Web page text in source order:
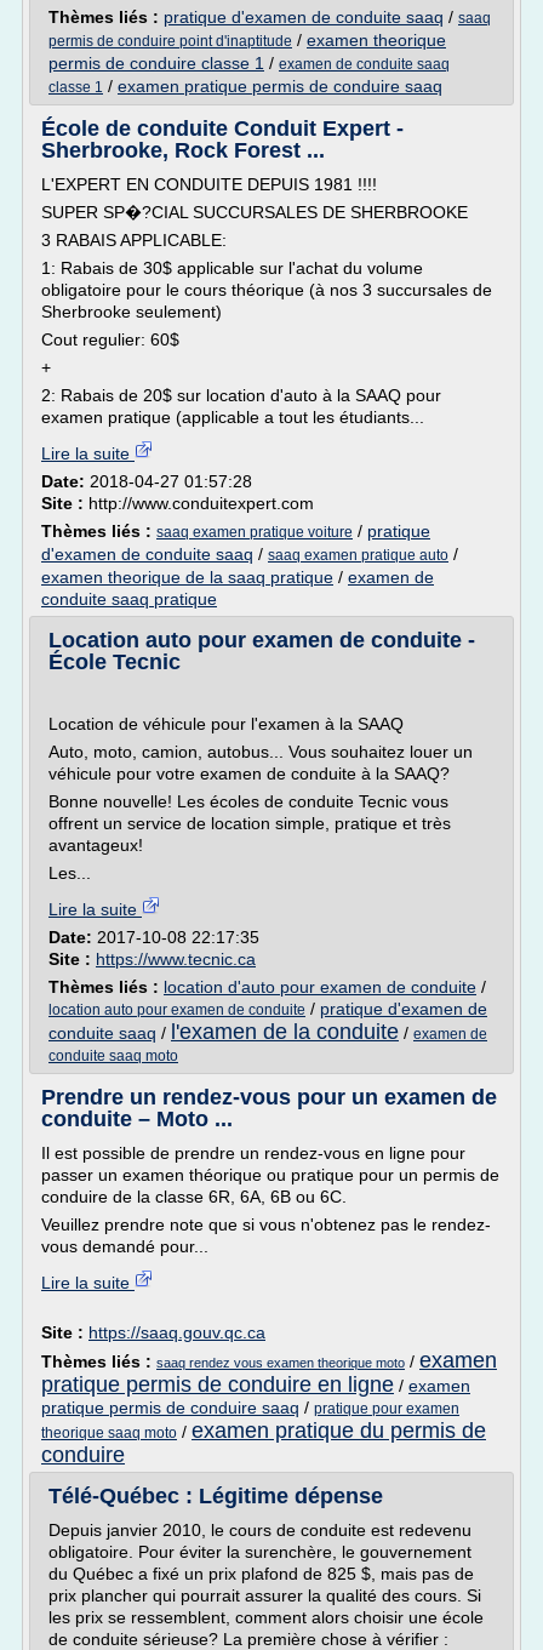
Thèmes liés : pratique d'examen de conduite saaq / saaq
permis de conduire point d'inaptitude / examen theorique
permis de conduire classe 1 / examen de conduite saaq
classe 1 / examen pratique permis de conduire saaq
École de conduite Conduit Expert -
Sherbrooke, Rock Forest ...
L'EXPERT EN CONDUITE DEPUIS 1981 !!!!
SUPER SP�?CIAL SUCCURSALES DE SHERBROOKE
3 RABAIS APPLICABLE:
1: Rabais de 30$ applicable sur l'achat du volume
obligatoire pour le cours théorique (à nos 3 succursales de
Sherbrooke seulement)
Cout regulier: 60$
+
2: Rabais de 20$ sur location d'auto à la SAAQ pour
examen pratique (applicable a tout les étudiants...
Lire la suite
Date: 2018-04-27 01:57:28
Site : http://www.conduitexpert.com
Thèmes liés : saaq examen pratique voiture / pratique
d'examen de conduite saaq / saaq examen pratique auto /
examen theorique de la saaq pratique / examen de
conduite saaq pratique
Location auto pour examen de conduite -
École Tecnic
Location de véhicule pour l'examen à la SAAQ
Auto, moto, camion, autobus... Vous souhaitez louer un
véhicule pour votre examen de conduite à la SAAQ?
Bonne nouvelle! Les écoles de conduite Tecnic vous
offrent un service de location simple, pratique et très
avantageux!
Les...
Lire la suite
Date: 2017-10-08 22:17:35
Site : https://www.tecnic.ca
Thèmes liés : location d'auto pour examen de conduite /
location auto pour examen de conduite / pratique d'examen de
conduite saaq / l'examen de la conduite / examen de
conduite saaq moto
Prendre un rendez-vous pour un examen de
conduite – Moto ...
Il est possible de prendre un rendez-vous en ligne pour
passer un examen théorique ou pratique pour un permis de
conduire de la classe 6R, 6A, 6B ou 6C.
Veuillez prendre note que si vous n'obtenez pas le rendez-
vous demandé pour...
Lire la suite
Site : https://saaq.gouv.qc.ca
Thèmes liés : saaq rendez vous examen theorique moto / examen
pratique permis de conduire en ligne / examen
pratique permis de conduire saaq / pratique pour examen
theorique saaq moto / examen pratique du permis de
conduire
Télé-Québec : Légitime dépense
Depuis janvier 2010, le cours de conduite est redevenu
obligatoire. Pour éviter la surenchère, le gouvernement
du Québec a fixé un prix plafond de 825 $, mais pas de
prix plancher qui pourrait assurer la qualité des cours. Si
les prix se ressemblent, comment alors choisir une école
de conduite sérieuse? La première chose à vérifier :